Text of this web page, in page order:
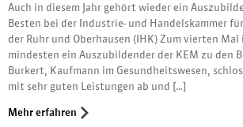
Auch in diesem Jahr gehört wieder ein
Besten bei der Industrie- und Handelskammer
der Ruhr und Oberhausen (IHK) Zum vierten
mindesten ein Auszubildender der KEM zu den
Burkert, Kaufmann im Gesundheitswesen,
mit sehr guten Leistungen ab und […]
Mehr erfahren